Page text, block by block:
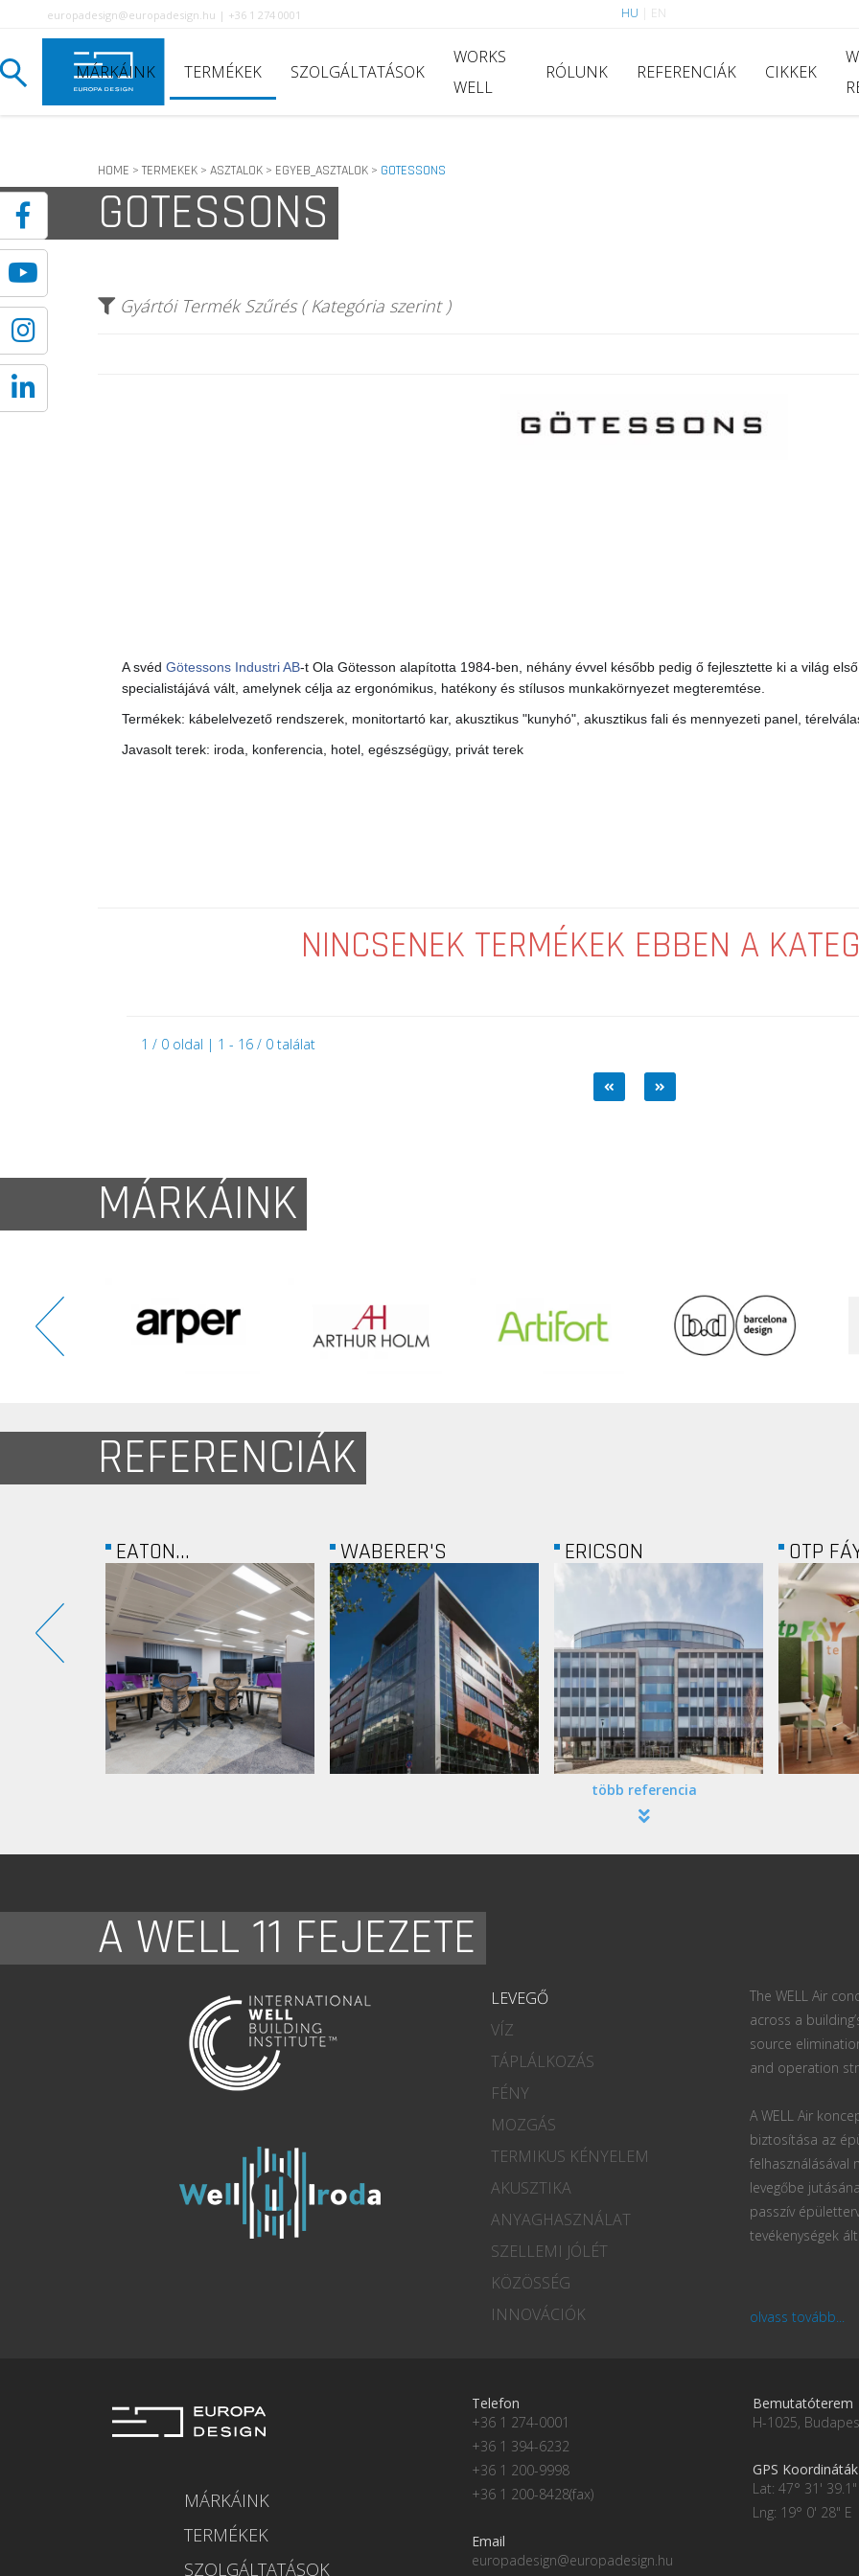
europadesign@europadesign.hu | +36 1 274 0001 HU EN
MÁRKÁINK TERMÉKEK SZOLGÁLTATÁSOK
WORKS
WELL
RÓLUNK REFERENCIÁK CIKKEK
HOME > TERMEKEK > ASZTALOK > EGYEB_ASZTALOK > GOTESSONS
GOTESSONS
Gyártói Termék Szűrés ( Kategória szerint )
A svéd Götessons Industri AB-t Ola Götesson alapította 1984-ben, néhány évvel később pedig ő fejlesztette ki a világ
specialistájává vált, amelynek célja az ergonómikus, hatékony és stílusos munkakörnyezet megteremtése.
Termékek: kábelelvezető rendszerek, monitortartó kar, akusztikus "kunyhó", akusztikus fali és mennyezeti panel,
Javasolt terek: iroda, konferencia, hotel, egészségügy, privát terek
NINCSENEK TERMÉKEK EBBEN A
1 / 0 oldal | 1 - 16 / 0 találat
MÁRKÁINK
REFERENCIÁK
WABERER'S ERICSON OTP FÁY...
több referencia
A WELL 11 FEJEZETE
LEVEGŐ
VÍZ
TÁPLÁLKOZÁS
FÉNY
MOZGÁS
TERMIKUS KÉNYELEM
AKUSZTIKA
ANYAGHASZNÁLAT
SZELLEMI JÓLÉT
KÖZÖSSÉG
INNOVÁCIÓK
The WELL Air
across a
source
and operation
A WELL Air
biztosítása az
felhasználásával
levegőbe
passzív
tevékenységek
olvass tovább...
MÁRKÁINK
TERMÉKEK
SZOLGÁLTATÁSOK
Telefon
+36 1 274-0001
+36 1 394-6232
+36 1 200-9998
+36 1 200-8428(fax)
Email
europadesign@europadesign.hu
Bemutatóterem
H-1025,
GPS Koordináták
Lat: 47° 31'
Lng: 19° 0' 28" E